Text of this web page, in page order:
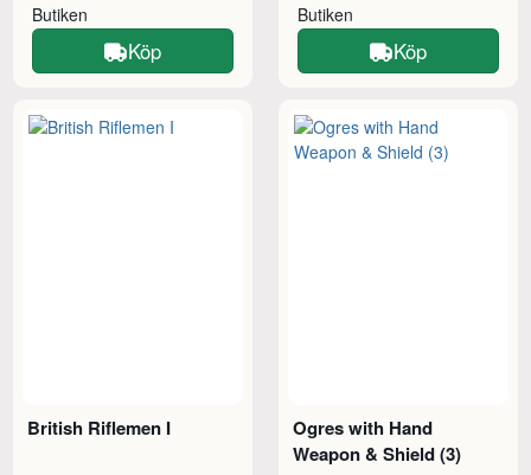
Butiken
Köp
Butiken
Köp
British Riflemen I
Ogres with Hand
Weapon & Shield (3)